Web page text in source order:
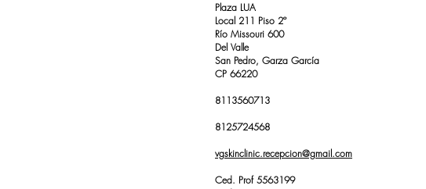
Plaza LUA
Local 211 Piso 2º
Río Missouri 600
Del Valle
San Pedro, Garza García
CP 66220
8113560713
8125724568
vgskinclinic.recepcion@gmail.com
Ced. Prof 5563199